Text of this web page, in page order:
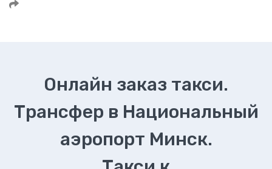
Онлайн заказ такси.
Трансфер в Национальный
аэропорт Минск.